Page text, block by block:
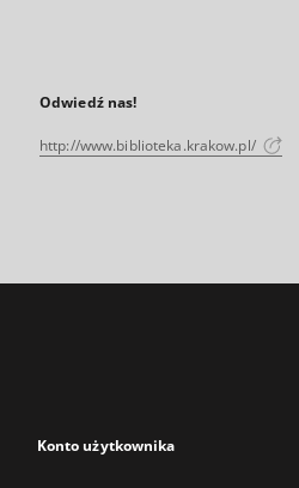
Odwiedź nas!
http://www.biblioteka.krakow.pl/
Konto użytkownika